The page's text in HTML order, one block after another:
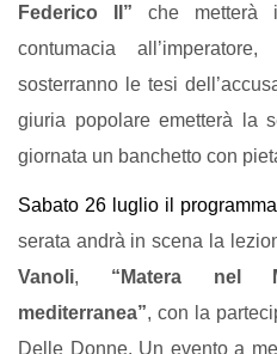
Federico II” che metterà
contumacia
sosterranno le tesi
giuria popolare emetterà la
giornata un banchetto con
Sabato 26 luglio il
serata andrà in scena la
Vanoli, “Matera nel
mediterranea”, con la
Delle Donne. Un evento a